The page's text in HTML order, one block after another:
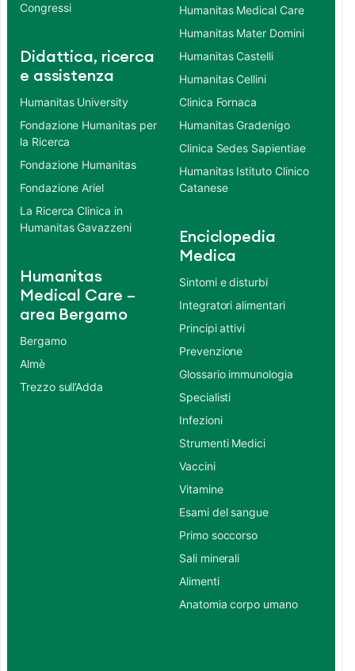
Congressi
Didattica, ricerca
e assistenza
Humanitas University
Fondazione Humanitas per
la Ricerca
Fondazione Humanitas
Fondazione Ariel
La Ricerca Clinica in
Humanitas Gavazzeni
Humanitas
Medical Care –
area Bergamo
Bergamo
Almè
Trezzo sull’Adda
Humanitas Medical Care
Humanitas Mater Domini
Humanitas Castelli
Humanitas Cellini
Clinica Fornaca
Humanitas Gradenigo
Clinica Sedes Sapientiae
Humanitas Istituto Clinico
Catanese
Enciclopedia
Medica
Sintomi e disturbi
Integratori alimentari
Principi attivi
Prevenzione
Glossario immunologia
Specialisti
Infezioni
Strumenti Medici
Vaccini
Vitamine
Esami del sangue
Primo soccorso
Sali minerali
Alimenti
Anatomia corpo umano